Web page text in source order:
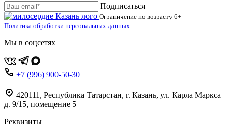
Подписаться
Ограничение по возрасту 6+
Политика обработки персональных данных
Мы в соцсетях
+7 (996) 900-50-30
420111 , Республика Татарстан, г. Казань, ул. Карла Маркса
д. 9/15, помещение 5
Реквизиты